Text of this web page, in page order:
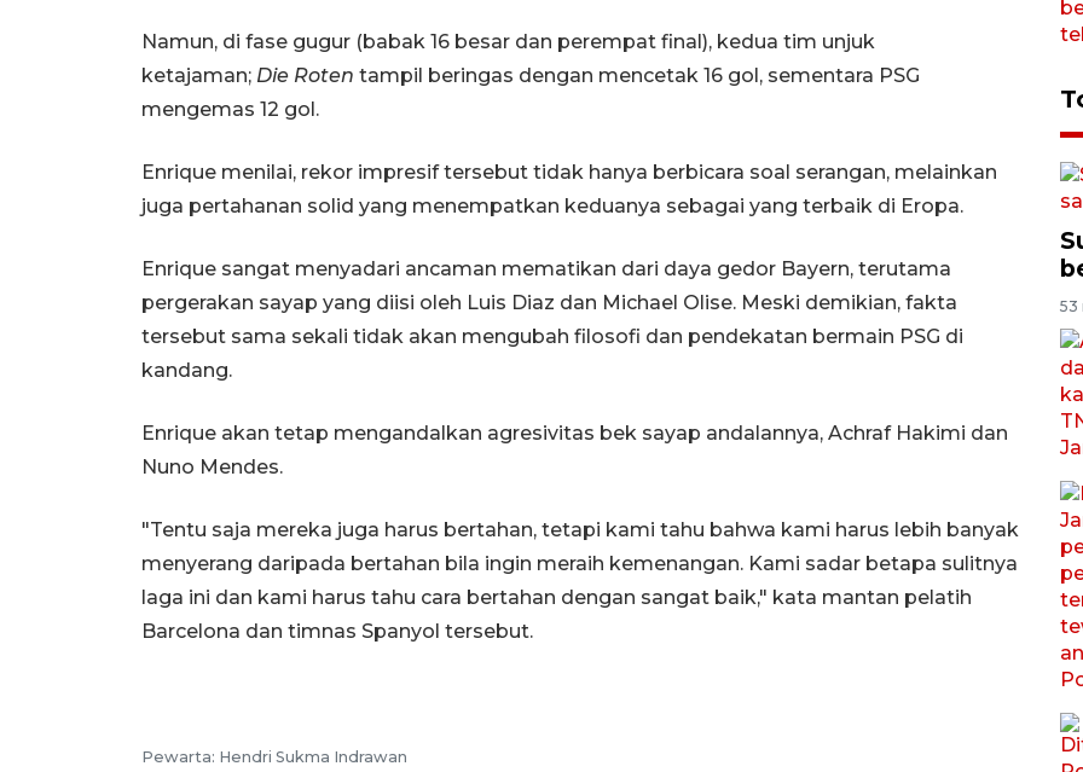
Namun, di fase gugur (babak 16 besar dan perempat final), kedua tim unjuk
ketajaman; Die Roten tampil beringas dengan mencetak 16 gol, sementara PSG
mengemas 12 gol.
Enrique menilai, rekor impresif tersebut tidak hanya berbicara soal serangan, melainkan
juga pertahanan solid yang menempatkan keduanya sebagai yang terbaik di Eropa.
Enrique sangat menyadari ancaman mematikan dari daya gedor Bayern, terutama
pergerakan sayap yang diisi oleh Luis Diaz dan Michael Olise. Meski demikian, fakta
tersebut sama sekali tidak akan mengubah filosofi dan pendekatan bermain PSG di
kandang.
Enrique akan tetap mengandalkan agresivitas bek sayap andalannya, Achraf Hakimi dan
Nuno Mendes.
"Tentu saja mereka juga harus bertahan, tetapi kami tahu bahwa kami harus lebih banyak
menyerang daripada bertahan bila ingin meraih kemenangan. Kami sadar betapa sulitnya
laga ini dan kami harus tahu cara bertahan dengan sangat baik," kata mantan pelatih
Barcelona dan timnas Spanyol tersebut.
Pewarta: Hendri Sukma Indrawan
53